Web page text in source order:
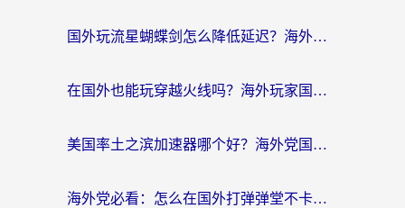
国外玩流星蝴蝶剑怎么降低延迟？海外党必看的加速秘籍（含欧洲鸣潮&彩虹岛优化攻略）
在国外也能玩穿越火线吗？海外玩家国服游戏畅玩终极指南
美国率土之滨加速器哪个好？海外党国服游戏畅玩终极指南（附多游戏解决方案）
海外党必看：怎么在国外打弹弹堂不卡？番茄加速器亲测指南